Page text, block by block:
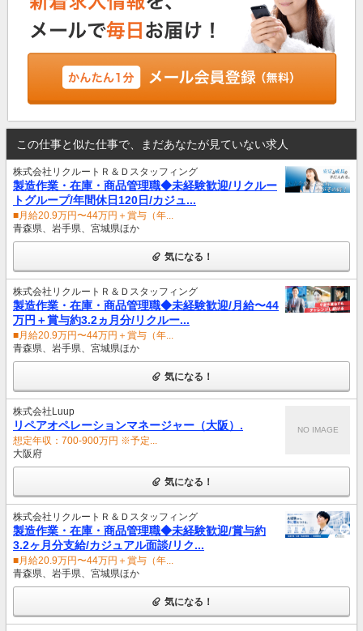
この仕事と似た仕事で、まだあなたが見ていない求人
株式会社リクルートＲ＆Ｄスタッフィング
製造作業・在庫・商品管理職◆未経験歓迎/リクルー
トグループ/年間休日120日/カジュ...
■月給20.9万円〜44万円＋賞与（年...
青森県、岩手県、宮城県ほか
気になる！
株式会社リクルートＲ＆Ｄスタッフィング
製造作業・在庫・商品管理職◆未経験歓迎/月給〜44
万円＋賞与約3.2ヵ月分/リクルー...
■月給20.9万円〜44万円＋賞与（年...
青森県、岩手県、宮城県ほか
気になる！
株式会社Luup
リペアオペレーションマネージャー（大阪）.
想定年収：700-900万円 ※予定...
大阪府
NO IMAGE
気になる！
株式会社リクルートＲ＆Ｄスタッフィング
製造作業・在庫・商品管理職◆未経験歓迎/賞与約
3.2ヶ月分支給/カジュアル面談/リク...
■月給20.9万円〜44万円＋賞与（年...
青森県、岩手県、宮城県ほか
気になる！